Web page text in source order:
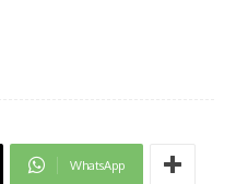
WhatsApp